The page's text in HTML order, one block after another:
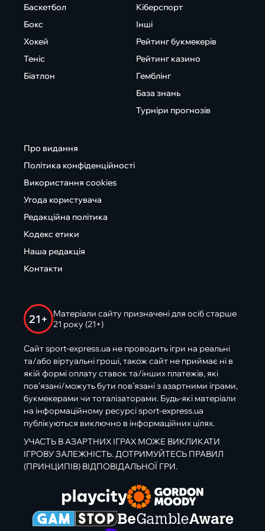
Баскетбол
Бокс
Хокей
Теніс
Біатлон
Кіберспорт
Інші
Рейтинг букмекерів
Рейтинг казино
Гемблінг
База знань
Турніри прогнозів
Про видання
Політика конфіденційності
Використання cookies
Угода користувача
Редакційна політика
Кодекс етики
Наша редакція
Контакти
21+
Матеріали сайту призначені для осіб старше
21 року (21+)
Сайт sport-express.ua не проводить ігри на реальні
та/або віртуальні гроші, також сайт не приймає ні в
якій формі оплату ставок та/інших платежів, які
пов’язані/можуть бути пов’язані з азартними іграми,
букмекерами чи тоталізаторами. Будь-які матеріали
на інформаційному ресурсі sport-express.ua
публікуються виключно в інформаційних цілях.
УЧАСТЬ В АЗАРТНИХ ІГРАХ МОЖЕ ВИКЛИКАТИ
ІГРОВУ ЗАЛЕЖНІСТЬ. ДОТРИМУЙТЕСЬ ПРАВИЛ
(ПРИНЦИПІВ) ВІДПОВІДАЛЬНОЇ ГРИ.